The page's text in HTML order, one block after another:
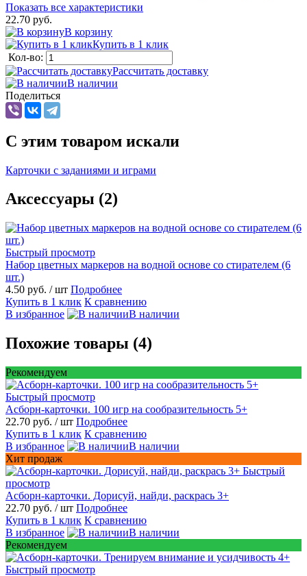
Показать все характеристики
22.70 руб.
В корзину
Купить в 1 клик
Кол-во:
Рассчитать доставку
В наличии
Поделиться
C этим товаром искали
Карточки с заданиями и играми
Аксессуары (2)
Быстрый просмотр
Набор цветных маркеров на водной основе со стирателем (6
шт.)
4.50 руб. / шт Подробнее
Купить в 1 клик К сравнению
В избранное
В наличии
Похожие товары (4)
Рекомендуем
Быстрый просмотр
Асборн-карточки. 100 игр на сообразительность 5+
22.70 руб. / шт Подробнее
Купить в 1 клик К сравнению
В избранное
В наличии
Хит продаж
Быстрый
просмотр
Асборн-карточки. Дорисуй, найди, раскрась 3+
22.70 руб. / шт Подробнее
Купить в 1 клик К сравнению
В избранное
В наличии
Рекомендуем
Быстрый просмотр